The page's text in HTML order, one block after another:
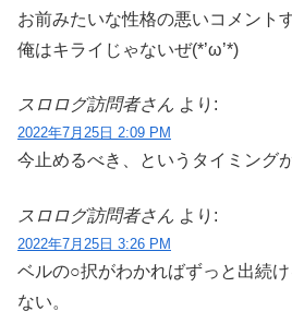
お前みたいな性格の悪いコメント
俺はキライじゃないぜ(*’ω’*)
スロログ訪問者さん より:
2022年7月25日 2:09 PM
今止めるべき、というタイミング
スロログ訪問者さん より:
2022年7月25日 3:26 PM
ベルの○択がわかればずっと出続
ない。